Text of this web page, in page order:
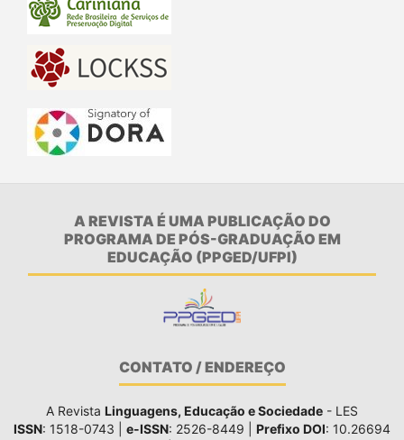
A REVISTA É UMA PUBLICAÇÃO DO
PROGRAMA DE PÓS-GRADUAÇÃO EM
EDUCAÇÃO (PPGED/UFPI)
CONTATO / ENDEREÇO
A Revista Linguagens, Educação e Sociedade - LES
ISSN: 1518-0743 | e-ISSN: 2526-8449 | Prefixo DOI: 10.26694